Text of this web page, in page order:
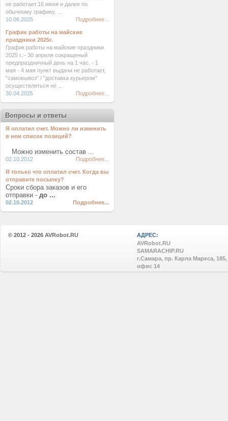
не работает.16 июня и далее по
обычному графику. ...
10.06.2025
Подробнее...
График работы на майские
праздники 2025г.
График работы на майские праздники
2025 г.:- 30 апреля сокращеный
предпраздничный день на 1 час. - 1
мая - 4 мая пункт выдачи не работает,
"самовывоз" / "доставка курьером"
осуществляться не ...
30.04.2025
Подробнее...
Вопросы и ответы
Я оплатил счет. Можно ли изменить
в нем список позиций?
Можно изменить состав ...
02.10.2012 Подробнее...
Я только что оплатил счет. Когда вы
отправите посылку?
Сроки сбора заказов и его
отправки - до ...
02.10.2012 Подробнее...
© 2012 - 2026 AVRobot.RU
АДРЕС:
AVRobot.RU
SAMARACHIP.RU
г.Самара, пр. Карла Маркса, 185,
офис 14